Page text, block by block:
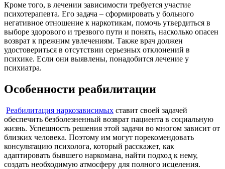
Кроме того, в лечении зависимости требуется участие
психотерапевта. Его задача – сформировать у больного
негативное отношение к наркотикам, помочь утвердиться в
выборе здорового и трезвого пути и понять, насколько опасен
возврат к прежним увлечениям. Также врач должен
удостовериться в отсутствии серьезных отклонений в
психике. Если они выявлены, понадобится лечение у
психиатра.
Особенности реабилитации
Реабилитация наркозависимых ставит своей задачей
обеспечить безболезненный возврат пациента в социальную
жизнь. Успешность решения этой задачи во многом зависит от
близких человека. Поэтому им могут порекомендовать
консультацию психолога, который расскажет, как
адаптировать бывшего наркомана, найти подход к нему,
создать необходимую атмосферу для полного исцеления.